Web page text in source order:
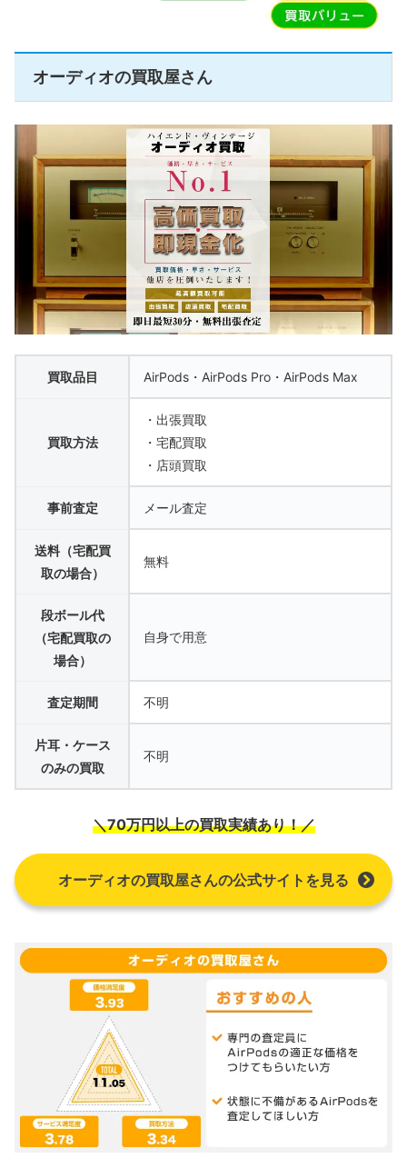
オーディオの買取屋さん
買取品目 AirPods・AirPods Pro・AirPods Max
買取方法
・出張買取
・宅配買取
・店頭買取
事前査定 メール査定
送料（宅配買
取の場合）
無料
段ボール代
（宅配買取の
場合）
自身で用意
査定期間 不明
片耳・ケース
のみの買取
不明
＼70万円以上の買取実績あり！／
オーディオの買取屋さんの公式サイトを見る